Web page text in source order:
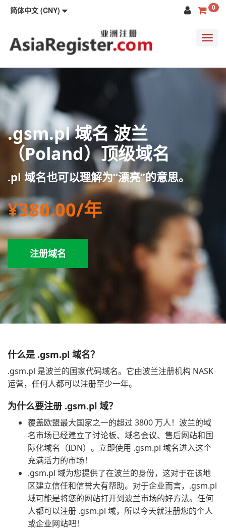
简体中文 (CNY) 0
.gsm.pl 域名 波兰
（Poland）顶级域名
.pl 域名也可以理解为“漂亮”的意思。
¥380.00/年
注册域名
什么是 .gsm.pl 域名？
.gsm.pl 是波兰的国家代码域名。它由波兰注册机构 NASK
运营，任何人都可以注册至少一年。
为什么要注册 .gsm.pl 域？
覆盖欧盟最大国家之一的超过 3800 万人！波兰的域
名市场已经建立了讨论板、域名会议、售后网站和国
际化域名（IDN）。立即使用 .gsm.pl 域名进入这个
充满活力的市场！
.gsm.pl 域为您提供了在波兰的身份，这对于在该地
区建立信任和信誉大有帮助。对于企业而言，.gsm.pl
域可能是将您的网站打开到波兰市场的好方法。任何
人都可以注册 .gsm.pl 域，所以今天就注册您的个人
或企业网站吧！